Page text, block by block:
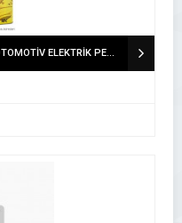
VEYSEL DENİZ ASLAN A.Ş VAN GIDA OTOMOTİV ELEKTRİK PETROL ÜRÜNLERİ İNŞAAT TEKSTİL TURİZM İTHALAT İHRACAT SAN.LTD.ŞTİ. A.Ş VAN